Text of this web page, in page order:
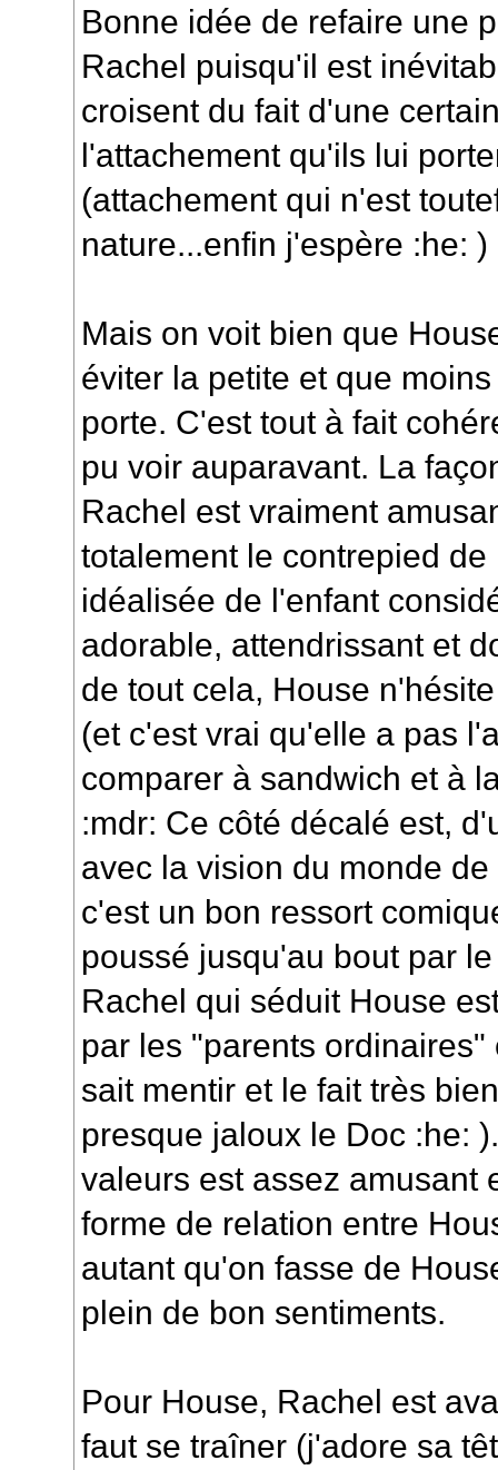
Bonne idée de refaire une
Rachel puisqu'il est
croisent du fait d'une
l'attachement qu'ils lui
(attachement qui n'est
nature...enfin j'espère :he: )
Mais on voit bien que
éviter la petite et que
porte. C'est tout à fait
pu voir auparavant. La
Rachel est vraiment
totalement le contrepied
idéalisée de l'enfant
adorable, attendrissant et
de tout cela, House
(et c'est vrai qu'elle a pas
comparer à sandwich et à
:mdr: Ce côté décalé est,
avec la vision du monde
c'est un bon ressort
poussé jusqu'au bout par
Rachel qui séduit House
par les "parents
sait mentir et le fait très
presque jaloux le Doc :he:
valeurs est assez amusant
forme de relation entre
autant qu'on fasse de
plein de bon sentiments.
Pour House, Rachel est
faut se traîner (j'adore sa